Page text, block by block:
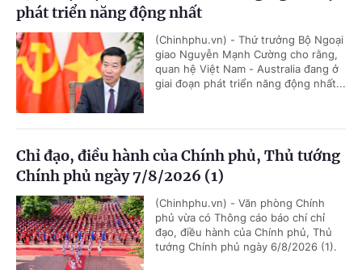
phát triển năng động nhất
(Chinhphu.vn) - Thứ trưởng Bộ Ngoại
giao Nguyễn Mạnh Cường cho rằng,
quan hệ Việt Nam - Australia đang ở
giai đoạn phát triển năng động nhất...
Chỉ đạo, điều hành của Chính phủ, Thủ tướng
Chính phủ ngày 7/8/2026 (1)
(Chinhphu.vn) - Văn phòng Chính
phủ vừa có Thông cáo báo chí chỉ
đạo, điều hành của Chính phủ, Thủ
tướng Chính phủ ngày 6/8/2026 (1).